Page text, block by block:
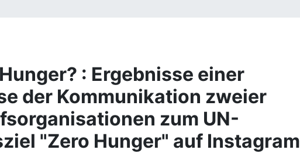
: Ergebnisse einer
der Kommunikation zweier
zum UN-
"Zero Hunger" auf Instagram